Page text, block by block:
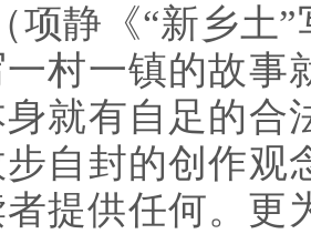
项静《“新乡土
村一镇的故事
就有自足的合
自封的创作观
提供任何。更